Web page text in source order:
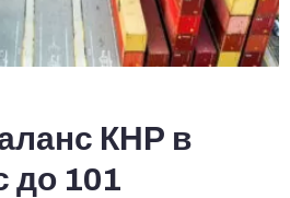
КНР в
до 101